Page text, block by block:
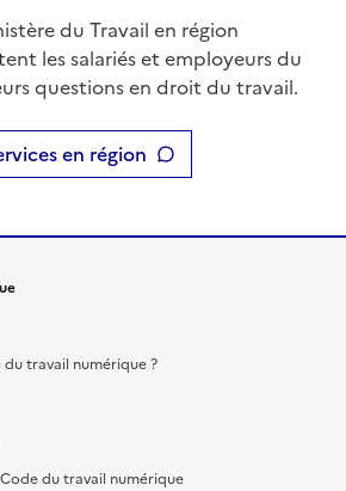
du Travail en région
les salariés et employeurs du
questions en droit du travail.
en région
travail numérique ?
du travail numérique